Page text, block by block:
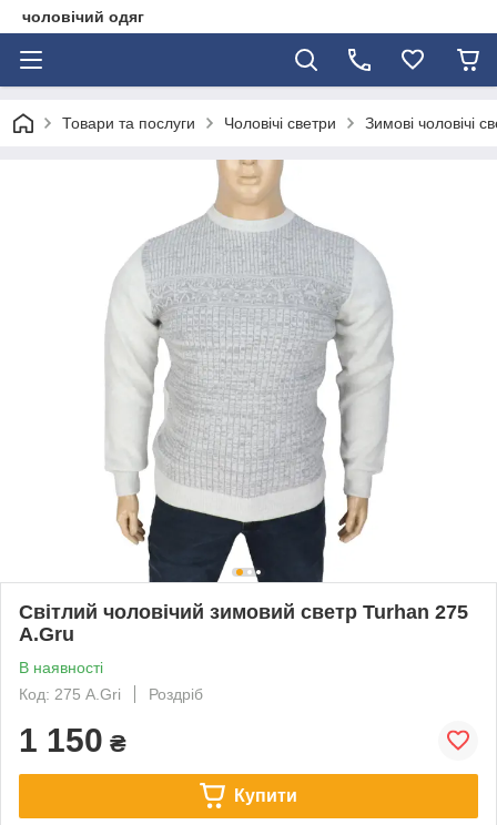
чоловічий одяг
Товари та послуги Чоловічі светри Зимові чоловічі
Світлий чоловічий зимовий светр Turhan 275
A.Gru
В наявності
Код: 275 A.Gri
Роздріб
1 150 ₴
Купити